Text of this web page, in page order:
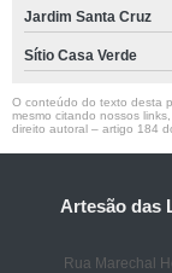
Jardim Santa Cruz
Sítio Casa Verde
O conteúdo do texto desta
mesmo citando nossos
direito autoral – artigo 184
Artesão das
Rua Marechal